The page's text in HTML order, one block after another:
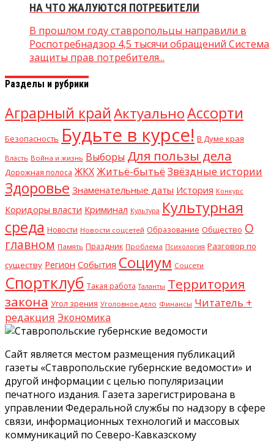
НА ЧТО ЖАЛУЮТСЯ ПОТРЕБИТЕЛИ
В прошлом году ставропольцы направили в
Роспотребнадзор 4,5 тысячи обращений Система
защиты прав потребителя...
Разделы и рубрики
Аграрный крайАктуальноАссорти
Безопасность Будьте в курсе! В Думе края
Власть Война и жизнь Выборы Для пользы дела
Дорожная полоса ЖКХЖитьё-бытьё Звёздные истории
Здоровье Знаменательные даты История Конкурс
Коридоры власти Криминал Культура Культурная
среда Новости Новости соцсетей Образование Общество О
главном Память Праздник Проблема Психология Разговор по
существу Регион События Социум Соцсети
Спортклуб Такая работа Таланты Территория
закона Угол зрения Уголовное дело Финансы Читатель +
редакция Экономика
Сайт является местом размещения публикаций
газеты «Ставропольские губернские ведомости» и
другой информации с целью популяризации
печатного издания. Газета зарегистрирована в
управлении Федеральной службы по надзору в сфере
связи, информационных технологий и массовых
коммуникаций по Северо-Кавказскому